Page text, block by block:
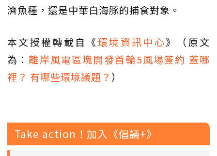
濟魚種，還是中華白海豚的捕食對象。
本文授權轉載自《環境資訊中心》（原文
為： 離岸風電區塊開發首輪5風場簽約 蓋哪
裡？ 有哪些環境議題？ ）
Take action！加入《倡議+》